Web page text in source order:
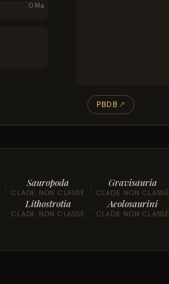
0 Ma
PBDB ↗
› Sauropoda
CLADE NON CLASSÉ › Gravisauria
CLADE NON CLASSÉ
› Lithostrotia
CLADE NON CLASSÉ › Aeolosaurini
CLADE NON CLASSÉ